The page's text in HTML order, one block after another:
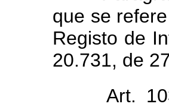
que se
Registo de
20.731, de
Art.